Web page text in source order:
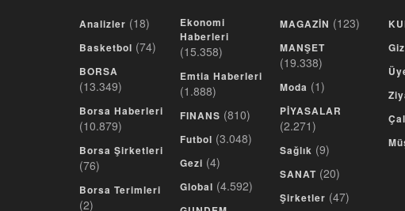
Analizler (18)
Basketbol (74)
BORSA
(13.349)
Borsa Haberleri
(10.879)
Borsa Şirketleri
(76)
Borsa Terimleri
(2)
Ekonomi
Haberleri
(15.358)
Emtia Haberleri
(1.888)
FINANS (810)
Futbol (3.048)
Gezi (4)
Global (4.592)
MAGAZİN (123)
MANŞET
(19.338)
Moda (1)
PİYASALAR
(2.271)
Sağlık (9)
SANAT (20)
Şirketler (47)